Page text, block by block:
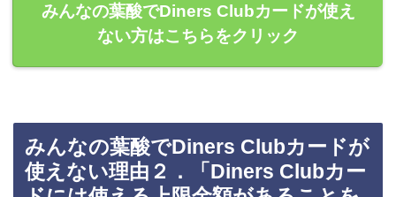
みんなの葉酸でDiners Clubカードが使え
ない方はこちらをクリック
みんなの葉酸でDiners Clubカードが
使えない理由２．「Diners Clubカー